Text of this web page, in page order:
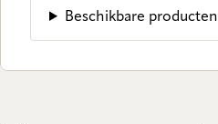
Beschikbare producten